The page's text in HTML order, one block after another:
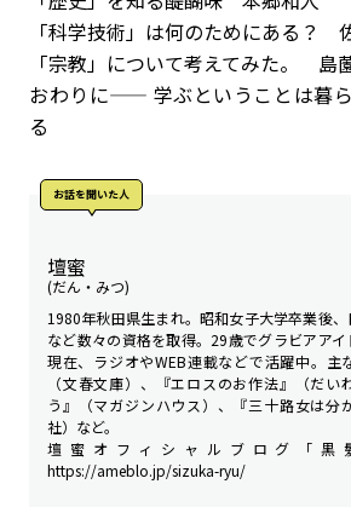
「科学技術」は何のためにある？
「宗教」について考えてみた。 島
おわりに—— 学ぶということは暮
る
お話を聞いた⼈
壇蜜
(だん・みつ)
1980年秋田県生まれ。昭和女子大学卒業後
など数々の資格を取得。29歳でグラビアアイ
現在、ラジオやWEB連載などで活躍中。主
（文春文庫）、『エロスのお作法』（だい
う』（マガジンハウス）、『三十路女は分
社）など。
壇蜜オフィシャルブログ「黒
https://ameblo.jp/sizuka-ryu/